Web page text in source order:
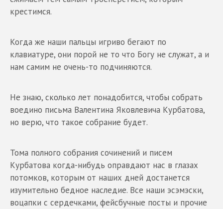
крестимся.
Когда же наши пальцы игриво бегают по
клавиатуре, они порой не то что Богу не служат, а и
нам самим не очень-то подчиняются.
Не знаю, сколько лет понадобится, чтобы собрать
воедино письма Валентина Яковлевича Курбатова,
но верю, что такое собрание будет.
Тома полного собрания сочинений и писем
Курбатова когда-нибудь оправдают нас в глазах
потомков, которым от наших дней достанется
изумительно бедное наследие. Все наши эсэмэски,
воцапки с сердечками, фейсбучные посты и прочие